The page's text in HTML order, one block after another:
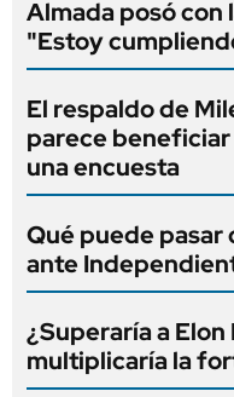
Almada posó con
"Estoy
El respaldo de
parece beneficiar
una encuesta
Qué puede pasar
ante
¿Superaría a
multiplicaría la